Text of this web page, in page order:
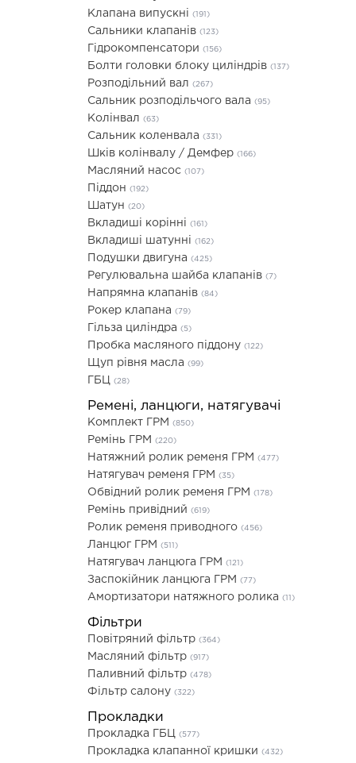
Клапана випускні (191)
Сальники клапанів (123)
Гідрокомпенсатори (156)
Болти головки блоку циліндрів (137)
Розподільний вал (267)
Сальник розподільчого вала (95)
Колінвал (63)
Сальник коленвала (331)
Шків колінвалу / Демфер (166)
Масляний насос (107)
Піддон (192)
Шатун (20)
Вкладиші корінні (161)
Вкладиші шатунні (162)
Подушки двигуна (425)
Регулювальна шайба клапанів (7)
Напрямна клапанів (84)
Рокер клапана (79)
Гільза циліндра (5)
Пробка масляного піддону (122)
Щуп рівня масла (99)
ГБЦ (28)
Ремені, ланцюги, натягувачі
Комплект ГРМ (850)
Ремінь ГРМ (220)
Натяжний ролик ременя ГРМ (477)
Натягувач ременя ГРМ (35)
Обвідний ролик ременя ГРМ (178)
Ремінь привідний (619)
Ролик ременя приводного (456)
Ланцюг ГРМ (511)
Натягувач ланцюга ГРМ (121)
Заспокійник ланцюга ГРМ (77)
Амортизатори натяжного ролика (11)
Фільтри
Повітряний фільтр (364)
Масляний фільтр (917)
Паливний фільтр (478)
Фільтр салону (322)
Прокладки
Прокладка ГБЦ (577)
Прокладка клапанної кришки (432)